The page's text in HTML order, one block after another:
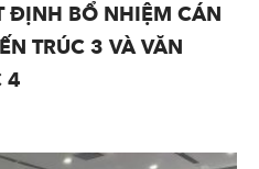
ĐỊNH BỔ NHIỆM CÁN
TRÚC 3 VÀ VĂN
4